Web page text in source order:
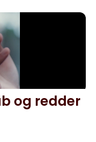
og redder